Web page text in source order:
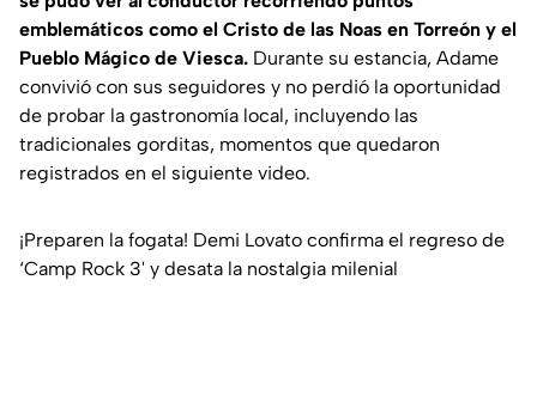
emblemáticos como el Cristo de las Noas en Torreón y el
Pueblo Mágico de Viesca. Durante su estancia, Adame
convivió con sus seguidores y no perdió la oportunidad
de probar la gastronomía local, incluyendo las
tradicionales gorditas, momentos que quedaron
registrados en el siguiente video.
¡Preparen la fogata! Demi Lovato confirma el regreso de
‘Camp Rock 3' y desata la nostalgia milenial